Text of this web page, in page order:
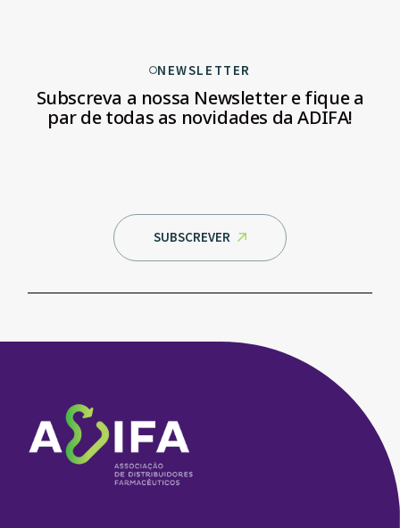
NEWSLETTER
Subscreva a nossa Newsletter e fiquea
par de todas as novidades da ADIFA!
SUBSCREVER